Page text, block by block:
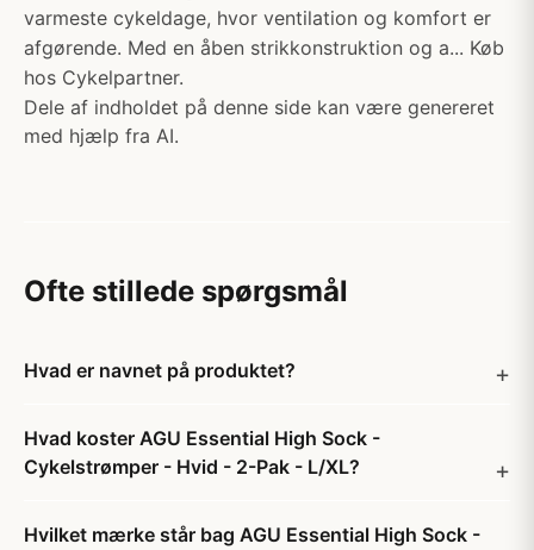
varmeste cykeldage, hvor ventilation og komfort er
afgørende. Med en åben strikkonstruktion og a... Køb
hos Cykelpartner.
Dele af indholdet på denne side kan være genereret
med hjælp fra AI.
Ofte stillede spørgsmål
Hvad er navnet på produktet?
Hvad koster AGU Essential High Sock -
Cykelstrømper - Hvid - 2-Pak - L/XL?
Hvilket mærke står bag AGU Essential High Sock -